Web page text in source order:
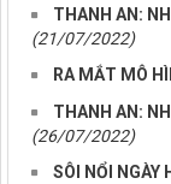
THANH AN:
(21/07/2022)
RA MẮT MÔ
THANH AN:
(26/07/2022)
SÔI NỔI NGÀY